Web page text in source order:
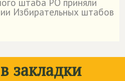
Избирательных штабов
закладки